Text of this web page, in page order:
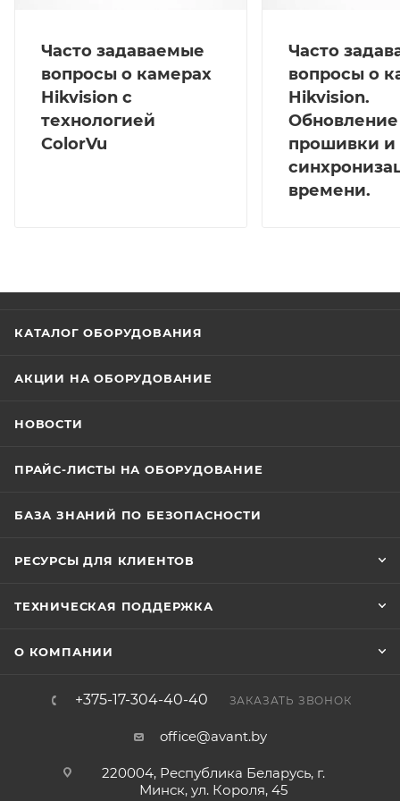
Часто задаваемые
вопросы о камерах
Hikvision с
технологией
ColorVu
Часто
вопросы о
Hikvision.
Обновление
прошивки и
времени.
КАТАЛОГ ОБОРУДОВАНИЯ
АКЦИИ НА ОБОРУДОВАНИЕ
НОВОСТИ
ПРАЙС-ЛИСТЫ НА ОБОРУДОВАНИЕ
БАЗА ЗНАНИЙ ПО БЕЗОПАСНОСТИ
РЕСУРСЫ ДЛЯ КЛИЕНТОВ
ТЕХНИЧЕСКАЯ ПОДДЕРЖКА
О КОМПАНИИ
+375-17-304-40-40 ЗАКАЗАТЬ ЗВОНОК
office@avant.by
220004, Республика Беларусь, г.
Минск, ул. Короля, 45